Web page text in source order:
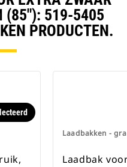
koppelingen zijn
voor alle
op rupsbanden en
(85"): 519-5405
PRODUCTEN.
Laadbakken -
Laadbak